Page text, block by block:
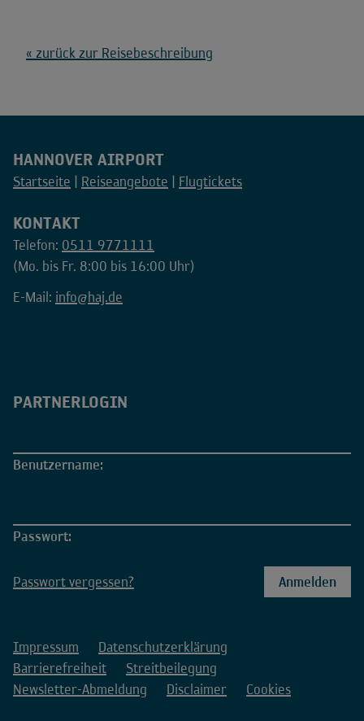
« zurück zur Reisebeschreibung
HANNOVER AIRPORT
Startseite Reiseangebote Flugtickets
KONTAKT
Telefon: 0511 9771111
(Mo. bis Fr. 8:00 bis 16:00 Uhr)
E-Mail: info@haj.de
PARTNERLOGIN
Benutzername:
Passwort:
Passwort vergessen?
Impressum
Datenschutzerklärung
Barrierefreiheit
Streitbeilegung
Newsletter-Abmeldung
Disclaimer Cookies